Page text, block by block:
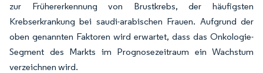
zur Frühererkennung von Brustkrebs, der häufigsten
Krebserkrankung bei saudi-arabischen Frauen. Aufgrund der
oben genannten Faktoren wird erwartet, dass das Onkologie-
Segment des Markts im Prognosezeitraum ein Wachstum
verzeichnen wird.